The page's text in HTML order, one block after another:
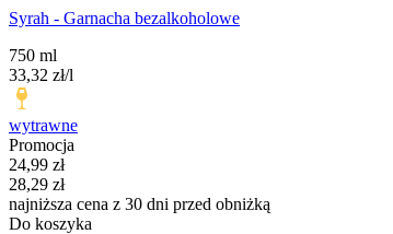
Syrah - Garnacha bezalkoholowe
750 ml
33,32 zł/l
wytrawne
Promocja
Cena promocyjna
24,99 zł
28,29 zł
najniższa cena z 30 dni przed obniżką
Do koszyka